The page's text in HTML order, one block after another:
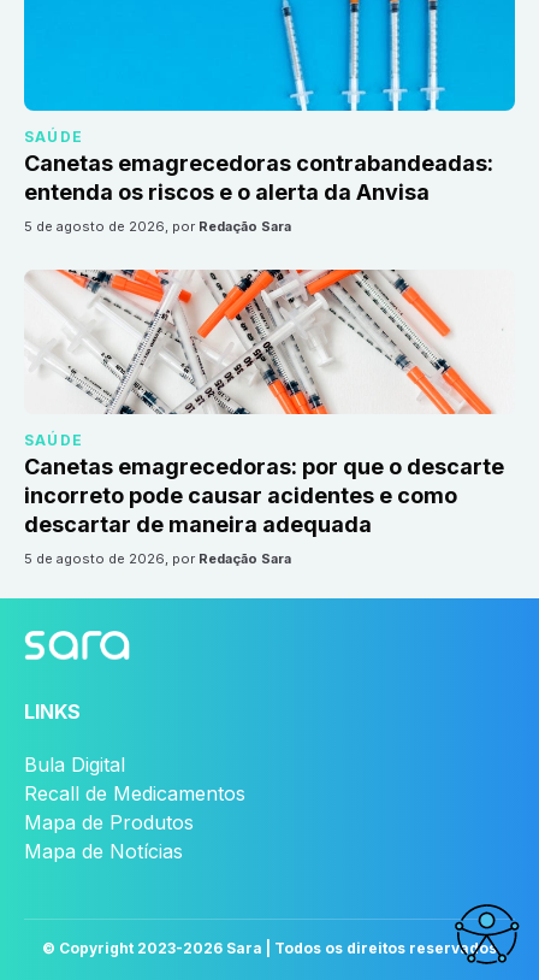
SAÚDE
Canetas emagrecedoras contrabandeadas:
entenda os riscos e o alerta da Anvisa
5 de agosto de 2026, por Redação Sara
SAÚDE
Canetas emagrecedoras: por que o descarte
incorreto pode causar acidentes e como
descartar de maneira adequada
5 de agosto de 2026, por Redação Sara
LINKS
Bula Digital
Recall de Medicamentos
Mapa de Produtos
Mapa de Notícias
© Copyright 2023-2026 Sara | Todos os direitos reservados